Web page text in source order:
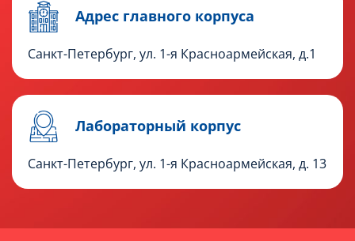
Адрес главного корпуса
Санкт-Петербург, ул. 1-я Красноармейская, д.1
Лабораторный корпус
Санкт-Петербург, ул. 1-я Красноармейская, д. 13